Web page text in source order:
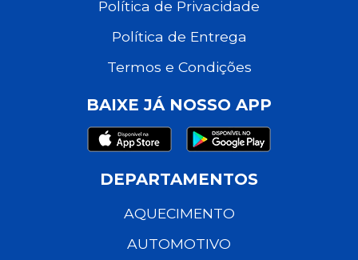
Política de Privacidade
Política de Entrega
Termos e Condições
BAIXE JÁ NOSSO APP
DEPARTAMENTOS
AQUECIMENTO
AUTOMOTIVO